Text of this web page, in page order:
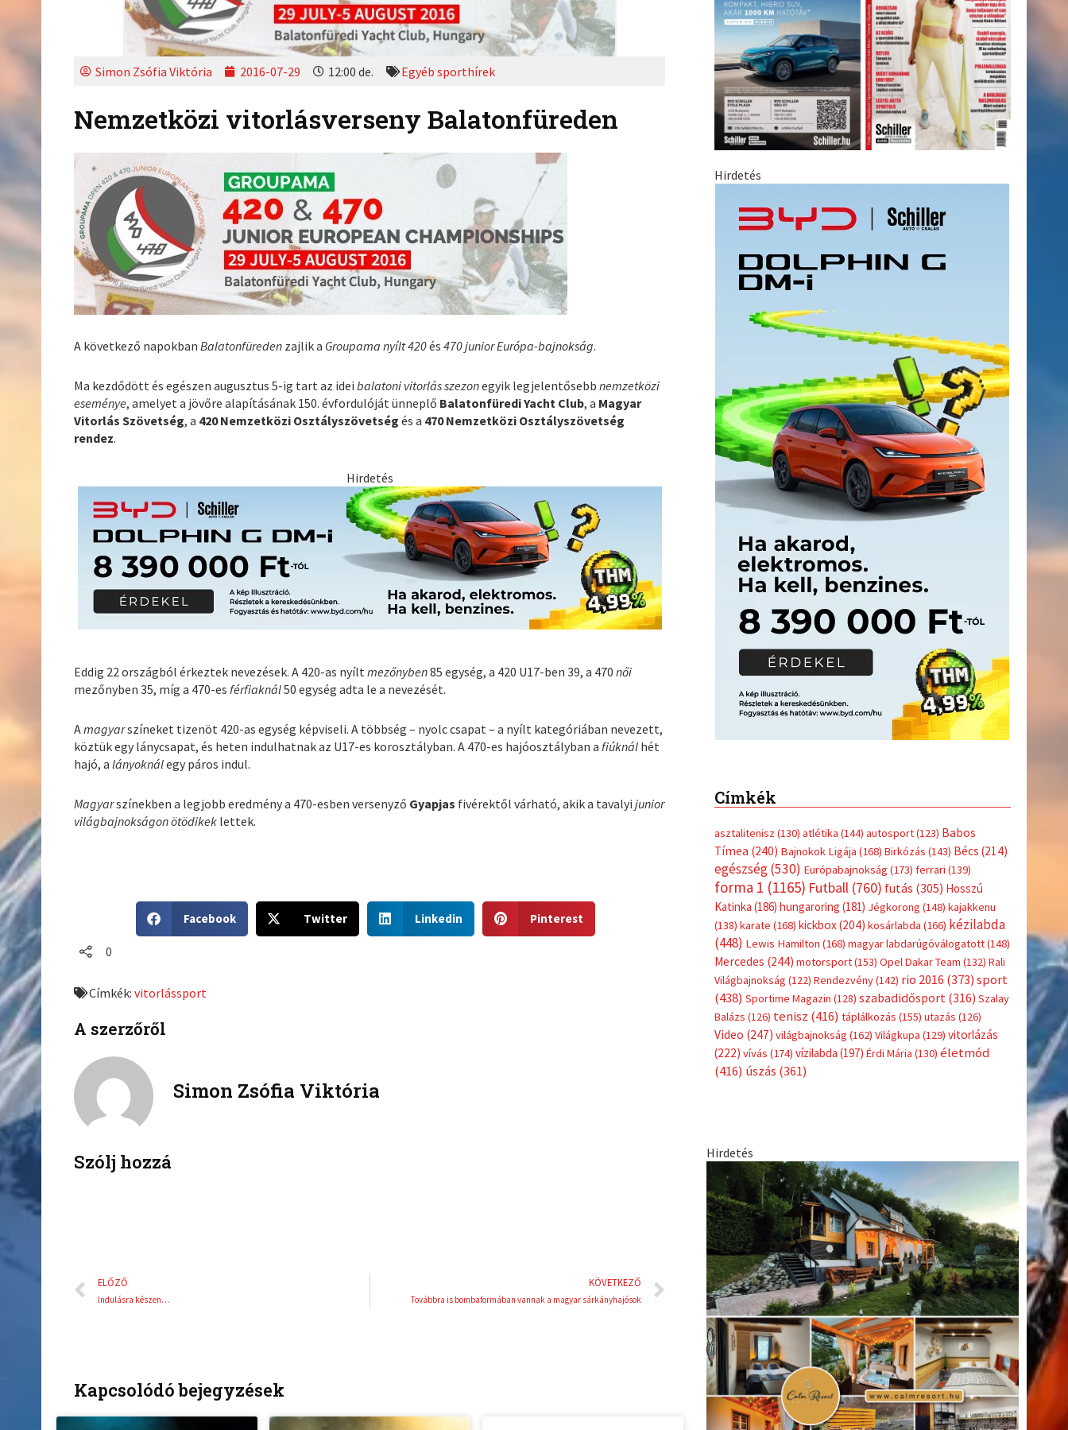
Simon Zsófia Viktória 2016-07-29 12:00 de. Egyéb sporthírek
Nemzetközi vitorlásverseny Balatonfüreden
A következő napokbanBalatonfüreden zajlik a Groupama nyílt 420és470 junior Európa-bajnokság.
Ma kezdődött és egészen augusztus 5-ig tart az ideibalatoni vitorlás szezonegyik legjelentősebbnemzetközi
eseménye, amelyet a jövőre alapításának 150. évfordulóját ünneplő Balatonfüredi Yacht Club, a Magyar
Vitorlás Szövetség, a 420 Nemzetközi Osztályszövetség és a 470 Nemzetközi Osztályszövetség
rendez.
Hirdetés
Eddig 22 országból érkeztek nevezések. A 420-as nyílt mezőnyben85 egység, a 420 U17-ben 39, a 470női
mezőnyben 35, míg a 470-es férfiaknál50 egység adta le a nevezését.
Amagyarszíneket tizenöt 420-as egység képviseli. A többség – nyolc csapat – a nyílt kategóriában nevezett,
köztük egy lánycsapat, és heten indulhatnak az U17-es korosztályban. A 470-es hajóosztályban a fiúknál hét
hajó, alányoknálegy páros indul.
Magyarszínekben a legjobb eredmény a 470-esben versenyző Gyapjas fivérektől várható, akik a tavalyijunior
világbajnokságon ötödikek lettek.
h
o
f
b
Facebook
h
t
t
Twitter
h
Linkedin
h
Pinterest
0
Címkék:vitorlássport
A szerzőről
Simon Zsófia Viktória
Szólj hozzá
Előző
ELŐZŐ
Indulásra készen…
KÖVETKEZŐ
Továbbra is bombaformában vannak a magyar sárkányhajósok
Következő
Kapcsolódó bejegyzések
Hirdetés
Címkék
asztalitenisz(130)atlétika(144)autosport(123)Babos
Tímea
(240)Bajnokok Ligája(168)Birkózás(143)Bécs
(530)Európabajnokság(173)ferrari
forma 1(1165)Futball
Katinka (186) hungaroring (181)
karate(168)kickbox(204)kosárlabda
(448) Lewis Hamilton (168)magyar labdarúgóválogatott
Mercedes (244)motorsport(153)Opel Dakar Team(132)
Világbajnokság(122) Rendezvény(142)rio 2016(373)sport
(438)Sportime Magazin(128)szabadidősport(316)
(126)tenisz(416)táplálkozás (155)utazás(126)
Világkupa(129)vitorlázás
(222)vívás(174)vízilabda(197) Érdi Mária(130)életmód
(416) úszás(361)
Hirdetés